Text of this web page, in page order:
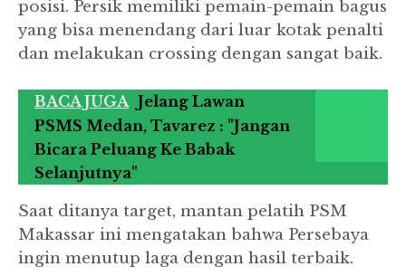
posisi. Persik memiliki pemain-pemain bagus
yang bisa menendang dari luar kotak penalti
dan melakukan crossing dengan sangat baik.
BACA JUGA Jelang Lawan
PSMS Medan, Tavarez : "Jangan
Bicara Peluang Ke Babak
Selanjutnya"
Saat ditanya target, mantan pelatih PSM
Makassar ini mengatakan bahwa Persebaya
ingin menutup laga dengan hasil terbaik.